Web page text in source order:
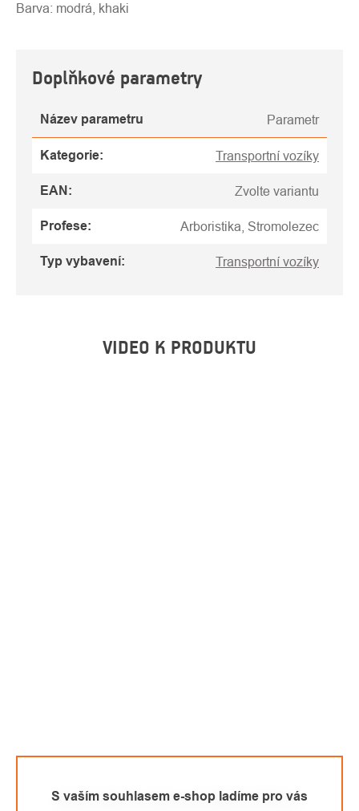
S vaším souhlasem e-shop ladíme pro vás
Barva: modrá, khaki
Doplňkové parametry
Název parametru Parametr
Kategorie: Transportní vozíky
EAN : Zvolte variantu
Profese: Arboristika, Stromolezec
Typ vybavení: Transportní vozíky
VIDEO K PRODUKTU
Eckla držák na láhev pro BEACH ROLLY